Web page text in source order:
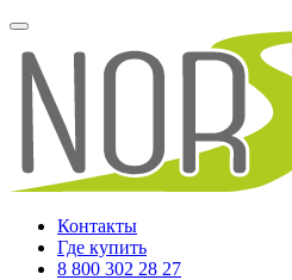
Контакты
Где купить
8 800 302 28 27